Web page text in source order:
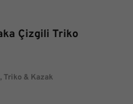
Çizgili Triko
, Triko & Kazak